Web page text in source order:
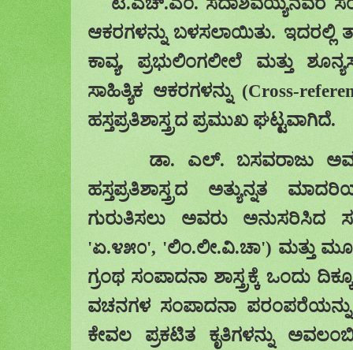
ಆಕರಗಳನ್ನು ಬಳಸಲಾಯಿತು. ಇದರಲ್ಲಿ
ಕಾವ್ಯ, ಪ್ರಭುಲಿಂಗಲೀಲೆ
ಮತ್ತು
ಸಾಹಿತ್ಯಿಕ ಆಕರಗಳನ್ನು (Cross-
ಹಸ್ತಪ್ರತಿಶಾಸ್ತ್ರದ ಪ್ರಮುಖ ಘಟ್ಟವಾಗಿದೆ.
ಡಾ. ಎಲ್.ಬಸವರಾಜು
ಹಸ್ತಪ್ರತಿಶಾಸ್ತ್ರದ ಅತ್ಯುನ್ನತ
ಗುರುತಿಸಲು ಅವರು ಅನುಸರಿಸಿದ
'ಏ.೪೫೦', 'ಲಿಂ.ಲೀ.ವಿ.ಚಾ') ಮತ್ತು
ಗ್ರಂಥ ಸಂಪಾದನಾ ಶಾಸ್ತ್ರಕ್ಕೆ ಒಂದು
ವಚನಗಳ ಸಂಪಾದನಾ ಪರಂಪರೆಯನ್ನು
ಕೇವಲ ಪ್ರಕಟಿತ ಕೃತಿಗಳನ್ನು